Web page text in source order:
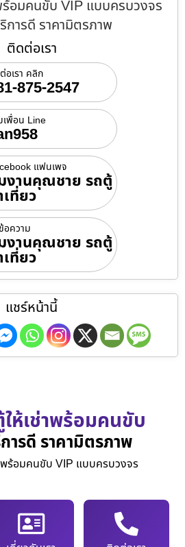
ร้อมคนขับ VIP แบบครบวงจร
การดี ราคามิตรภาพ
ติดต่อเรา
อเรา คลิก
875-2547
เพื่อน Line
แฟนเพจ
งานคุณชาย รถตู้
เที่ยว
อความ
งานคุณชาย รถตู้
เที่ยว
แชร์หน้านี้
ห้เช่าพร้อมคนขับ
ารดี ราคามิตรภาพ
พร้อมคนขับ VIP แบบครบวงจร